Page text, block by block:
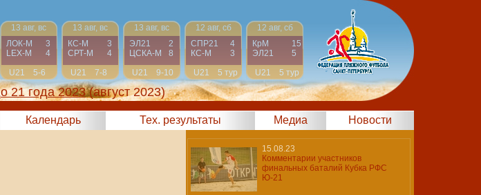
13 авг, вс
ЛОК-М
3
LEX-М
4
U21
5-6
13 авг, вс
КС-М
3
СРТ-М
4
U21
7-8
13 авг, вс
ЭЛ21
2
ЦСКА-М
8
U21
9-10
12 авг, сб
СПР21
4
КС-М
3
U21
5 тур
12 авг, сб
КрМ
15
ЭЛ21
5
U21
5 тур
21 года 2023 (август 2023)
Календарь Тех. результаты Медиа Новости
15.08.23
Комментарии участников
финальных баталий Кубка РФС
Ю-21